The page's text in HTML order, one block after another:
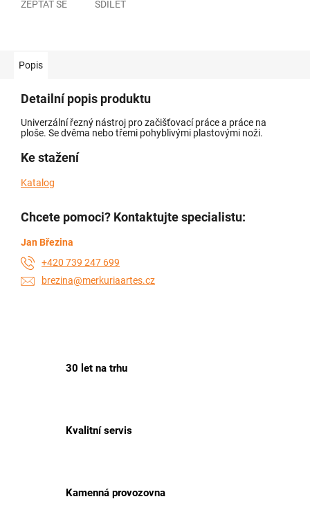
ZEPTAT SE SDÍLET
30 let na trhu
Kvalitní servis
Kamenná provozovna
Popis
Detailní popis produktu
Univerzální řezný nástroj pro začišťovací práce a práce na
ploše. Se dvěma nebo třemi pohyblivými plastovými noži.
Ke stažení
Katalog
Chcete pomoci? Kontaktujte specialistu:
Jan Březina
+420 739 247 699
brezina@merkuriaartes.cz